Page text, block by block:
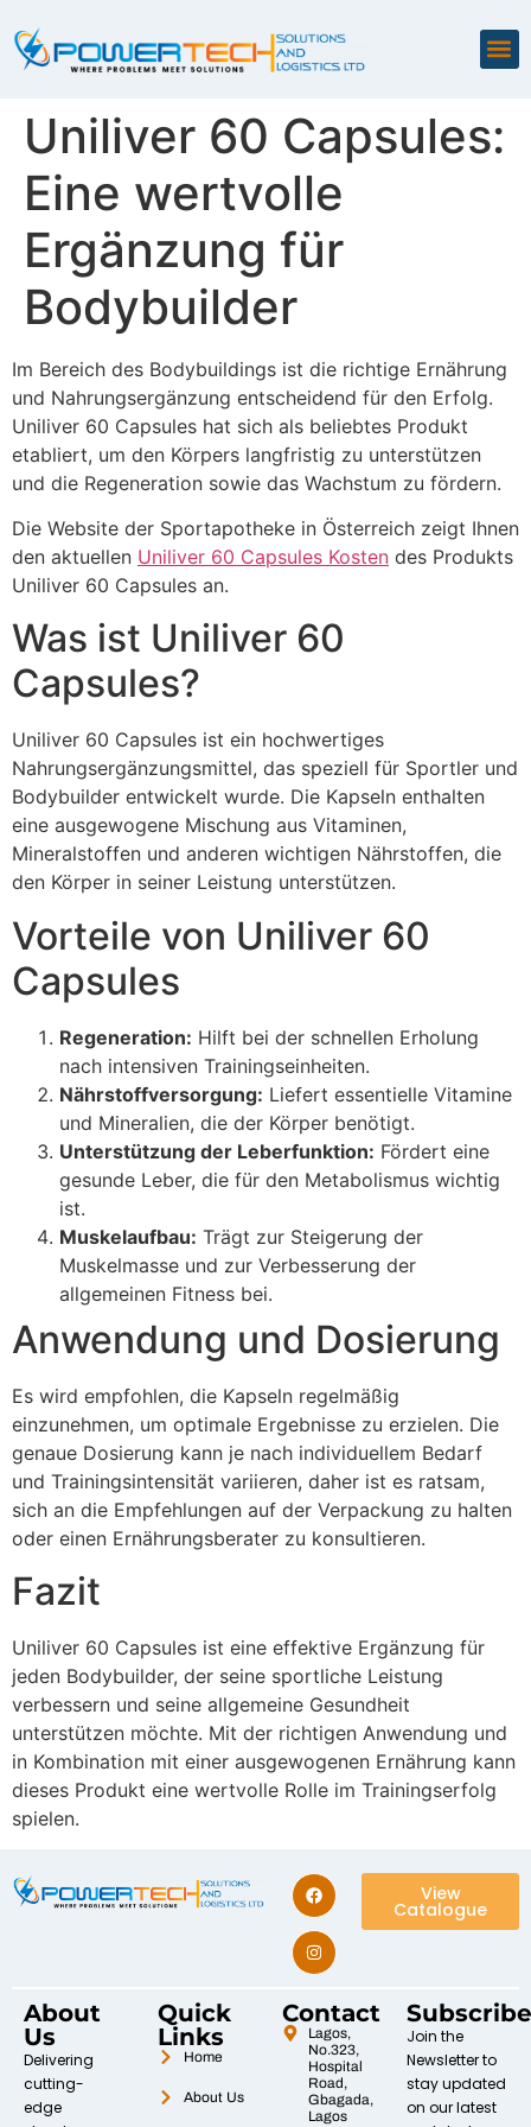
Uniliver 60 Capsules:
Eine wertvolle
Ergänzung für
Bodybuilder
Im Bereich des Bodybuildings ist die richtige Ernährung
und Nahrungsergänzung entscheidend für den Erfolg.
Uniliver 60 Capsules hat sich als beliebtes Produkt
etabliert, um den Körpers langfristig zu unterstützen
und die Regeneration sowie das Wachstum zu fördern.
Die Website der Sportapotheke in Österreich zeigt Ihnen
den aktuellen Uniliver 60 Capsules Kosten des Produkts
Uniliver 60 Capsules an.
Was ist Uniliver 60
Capsules?
Uniliver 60 Capsules ist ein hochwertiges
Nahrungsergänzungsmittel, das speziell für Sportler und
Bodybuilder entwickelt wurde. Die Kapseln enthalten
eine ausgewogene Mischung aus Vitaminen,
Mineralstoffen und anderen wichtigen Nährstoffen, die
den Körper in seiner Leistung unterstützen.
Vorteile von Uniliver 60
Capsules
Regeneration: Hilft bei der schnellen Erholung
nach intensiven Trainingseinheiten.
Nährstoffversorgung: Liefert essentielle Vitamine
und Mineralien, die der Körper benötigt.
Unterstützung der Leberfunktion: Fördert eine
gesunde Leber, die für den Metabolismus wichtig
ist.
Muskelaufbau: Trägt zur Steigerung der
Muskelmasse und zur Verbesserung der
allgemeinen Fitness bei.
Anwendung und Dosierung
Es wird empfohlen, die Kapseln regelmäßig
einzunehmen, um optimale Ergebnisse zu erzielen. Die
genaue Dosierung kann je nach individuellem Bedarf
und Trainingsintensität variieren, daher ist es ratsam,
sich an die Empfehlungen auf der Verpackung zu halten
oder einen Ernährungsberater zu konsultieren.
Fazit
Uniliver 60 Capsules ist eine effektive Ergänzung für
jeden Bodybuilder, der seine sportliche Leistung
verbessern und seine allgemeine Gesundheit
unterstützen möchte. Mit der richtigen Anwendung und
in Kombination mit einer ausgewogenen Ernährung kann
dieses Produkt eine wertvolle Rolle im Trainingserfolg
spielen.
View
Catalogue
About
Us
Delivering
cutting-
edge
Quick
Links
Home
About Us
Contact
Lagos,
No.323,
Hospital
Road,
Gbagada,
Lagos
Subscribe
Join the
Newsletter to
stay updated
on our latest